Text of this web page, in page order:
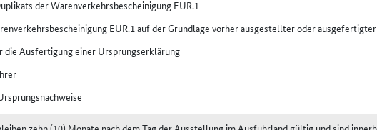
der Warenverkehrsbescheinigung EUR.1
EUR.1 auf der Grundlage vorher ausgestellter oder
die Ausfertigung einer Ursprungserklärung